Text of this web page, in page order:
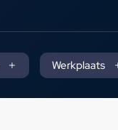
Werkplaats